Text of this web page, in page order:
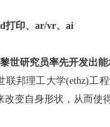
印、ar/vr、ai
研究员率先开发出能
理工大学(ethz)工程
改变自身形状，从而使